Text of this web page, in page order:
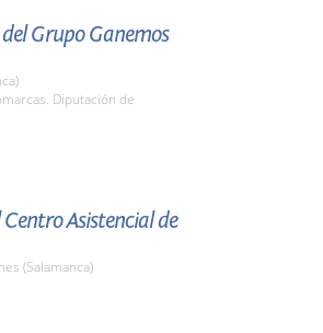
Grupo Ganemos
Diputación de
Asistencial de
(Salamanca)